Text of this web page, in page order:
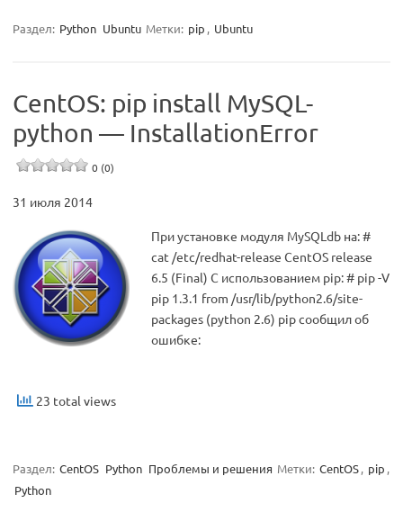
Раздел: Python Ubuntu Метки: pip , Ubuntu
CentOS: pip install MySQL-
python — InstallationError
0 (0)
31 июля 2014
При установке модуля MySQLdb на: #
cat /etc/redhat-release CentOS release
6.5 (Final) С использованием pip: # pip -V
pip 1.3.1 from /usr/lib/python2.6/site-
packages (python 2.6) pip сообщил об
ошибке:
23 total views
Раздел: CentOS Python Проблемы и решения Метки: CentOS, pip ,
Python